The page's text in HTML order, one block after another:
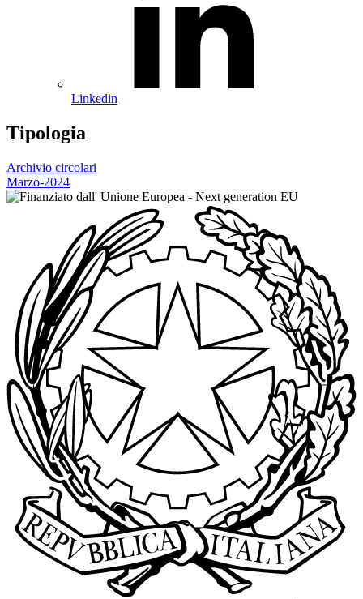
Linkedin
Tipologia
Archivio circolari
Marzo-2024